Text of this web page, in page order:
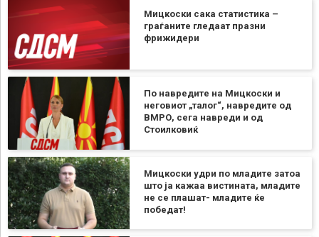
Мицкоски сака статистика –
граѓаните гледаат празни
фрижидери
По навредите на Мицкоски и
неговиот „талог“, навредите од
ВМРО, сега навреди и од
Стоилковиќ
Мицкоски удри по младите затоа
што ја кажаа вистината, младите
не се плашат- младите ќе
победат!